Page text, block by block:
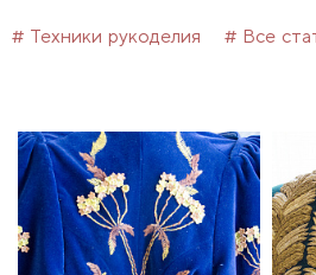
# Техники рукоделия # Все